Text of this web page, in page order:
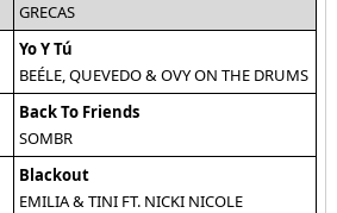
GRECAS
Yo Y Tú
BEÉLE, QUEVEDO & OVY ON THE DRUMS
Back To Friends
SOMBR
Blackout
EMILIA & TINI FT. NICKI NICOLE